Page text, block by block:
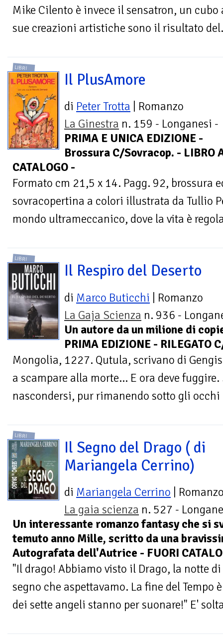
Mike Cilento è invece il sensatron, un
sue creazioni artistiche sono il risultato
LIBRI
Il PlusAmore
di Peter Trotta | Romanzo
La Ginestra n. 159 - Longanesi -
PRIMA E UNICA EDIZIONE -
Brossura C/Sovracop. - LIBRO
CATALOGO -
Formato cm 21,5 x 14. Pagg. 92, brossura
sovracopertina a colori illustrata da Tullio
mondo ultrameccanico, dove la vita è
LIBRI
Il Respiro del Deserto
di Marco Buticchi | Romanzo
La Gaja Scienza n. 936 -
Un autore da un milione di
PRIMA EDIZIONE - RILEGATO
Mongolia, 1227. Qutula, scrivano di
a scampare alla morte... E ora deve
nascondersi, pur rimanendo sotto gli
LIBRI
Il Segno del Drago ( di
Mariangela Cerrino)
di Mariangela Cerrino |
La gaia scienza n. 527 -
Un interessante romanzo fantasy che si
temuto anno Mille, scritto da una
Autografata dell'Autrice - FUORI
"Il drago! Abbiamo visto il Drago, la notte
segno che aspettavamo. La fine del Tempo
dei sette angeli stanno per suonare!" E'